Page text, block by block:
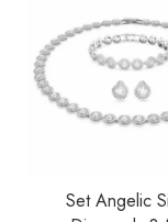
Set Angelic